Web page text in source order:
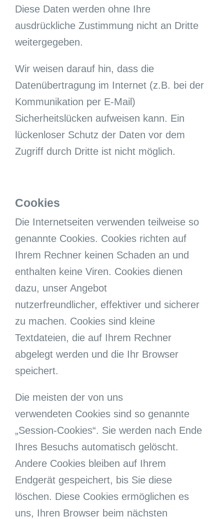
Diese Daten werden ohne Ihre
ausdrückliche Zustimmung nicht an Dritte
weitergegeben.
Wir weisen darauf hin, dass die
Datenübertragung im Internet (z.B. bei der
Kommunikation per E-Mail)
Sicherheitslücken aufweisen kann. Ein
lückenloser Schutz der Daten vor dem
Zugriff durch Dritte ist nicht möglich.
Cookies
Die Internetseiten verwenden teilweise so
genannte Cookies. Cookies richten auf
Ihrem Rechner keinen Schaden an und
enthalten keine Viren. Cookies dienen
dazu, unser Angebot
nutzerfreundlicher, effektiver und sicherer
zu machen. Cookies sind kleine
Textdateien, die auf Ihrem Rechner
abgelegt werden und die Ihr Browser
speichert.
Die meisten der von uns
verwendeten Cookies sind so genannte
„Session-Cookies“. Sie werden nach Ende
Ihres Besuchs automatisch gelöscht.
Andere Cookies bleiben auf Ihrem
Endgerät gespeichert, bis Sie diese
löschen. Diese Cookies ermöglichen es
uns, Ihren Browser beim nächsten